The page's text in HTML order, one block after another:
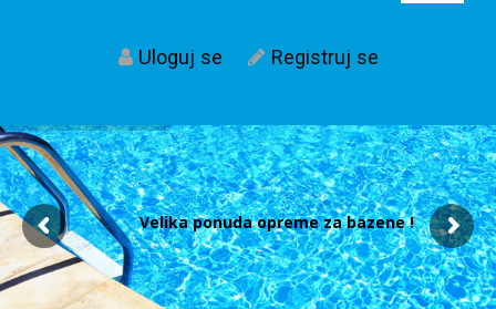
Uloguj se Registruj se
Velika ponuda opreme za bazene !